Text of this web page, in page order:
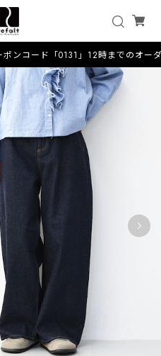
ンコード「0131」12時までのオー